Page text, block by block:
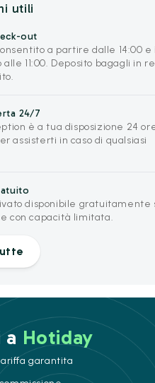
utili
out
a partire dalle 14:00 e
11:00. Deposito bagagli in
24/7
è a tua disposizione 24
assisterti in caso di qualsiasi
disponibile gratuitamente
con capacità limitata.
a Hotiday
garantita